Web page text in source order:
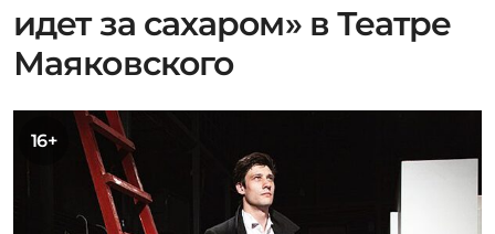
идет за сахаром» в Театре
Маяковского
16+